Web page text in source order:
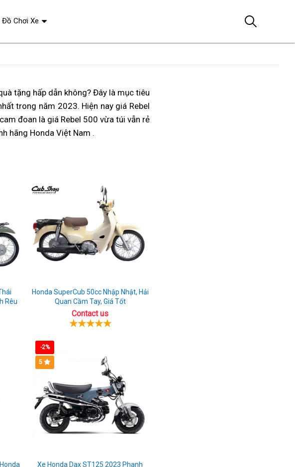
tặng hấp dẫn khôngtiêu
chuẩn
Việt
Nam
? Đây là mục tiêu
an
toàn
trong năm 2023Rebel
500
quá
. Hiện nay giá Rebel
nhận
cam đoan là giá Rebel 500 vừa túi vẫn rẻ
hãng Honda Việt Nam hiện
.
Rêu
Honda SuperCub 50cc Nhập Nhật, Hải
Quan Cầm Tay, Giá Tốt
Contact us
-2%
5
Xe Honda Dax ST125 2023 Phanh
Đồ Chơi Xe